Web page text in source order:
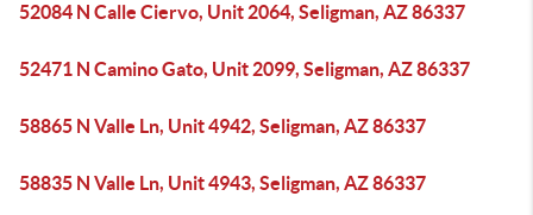
52084 N Calle Ciervo, Unit 2064, Seligman, AZ 86337
52471 N Camino Gato, Unit 2099, Seligman, AZ 86337
58865 N Valle Ln, Unit 4942, Seligman, AZ 86337
58835 N Valle Ln, Unit 4943, Seligman, AZ 86337